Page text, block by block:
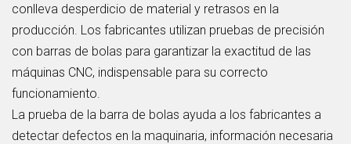
conlleva desperdicio de material y retrasos en la
producción. Los fabricantes utilizan pruebas de precisión
con barras de bolas para garantizar la exactitud de las
máquinas CNC, indispensable para su correcto
funcionamiento.
La prueba de la barra de bolas ayuda a los fabricantes a
detectar defectos en la maquinaria, información necesaria